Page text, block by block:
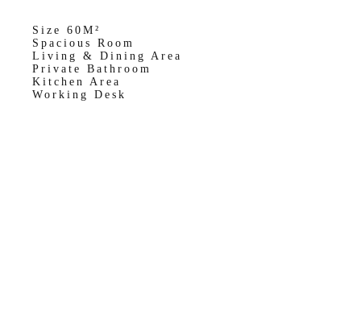
Size 60M²
Spacious Room
Living & Dining Area
Private Bathroom
Kitchen Area
Working Desk